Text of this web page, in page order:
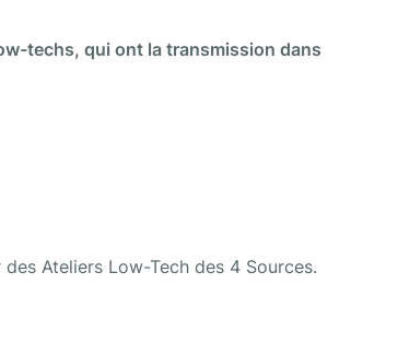
techs, qui ont la transmission dans
Ateliers Low-Tech des 4 Sources.